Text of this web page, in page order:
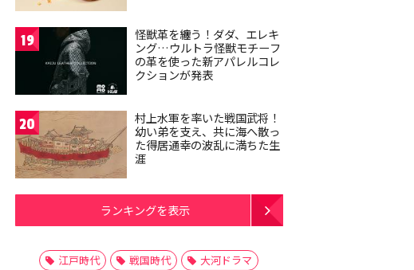
19
怪獣革を纏う！ダダ、エレキ
ング…ウルトラ怪獣モチーフ
の革を使った新アパレルコレ
クションが発表
20
村上水軍を率いた戦国武将！
幼い弟を支え、共に海へ散っ
た得居通幸の波乱に満ちた生
涯
ランキングを表示
江戸時代 戦国時代
大河ドラマ